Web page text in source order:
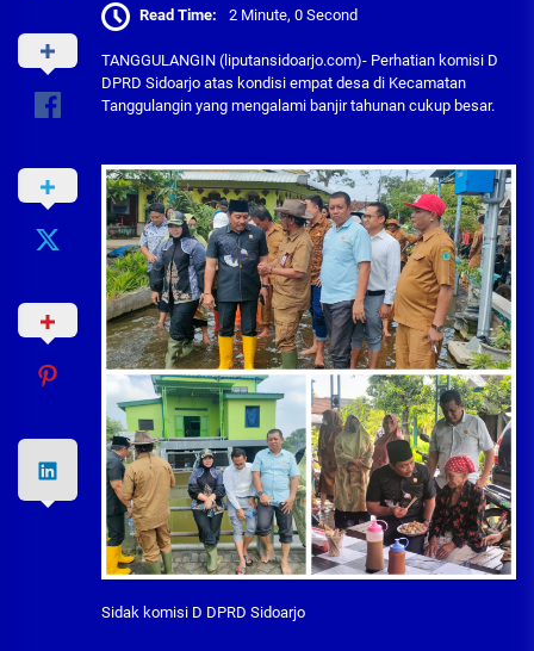
Read Time: 2 Minute, 0 Second
TANGGULANGIN (liputansidoarjo.com)- Perhatian komisi D
DPRD Sidoarjo atas kondisi empat desa di Kecamatan
Tanggulangin yang mengalami banjir tahunan cukup besar.
Sidak komisi D DPRD Sidoarjo